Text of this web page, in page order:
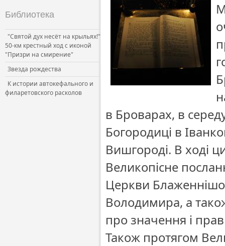
Библиотека
"Святой дух несёт на крыльях!"
50-км крестный ход с иконой
"Призри на смирение"
Звезда рождества
К истории автокефального и
филаретовского расколов
в Броварах, в
Богородиці в
Вишгороді. В ході
Великопісне
Церкви
Володимира, а
про значення і
Також протягом